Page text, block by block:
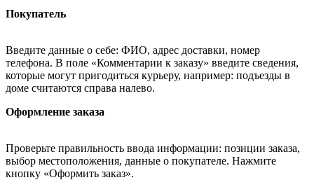
Покупатель
Введите данные о себе: ФИО, адрес доставки, номер
телефона. В поле «Комментарии к заказу» введите сведения,
которые могут пригодиться курьеру, например: подъезды в
доме считаются справа налево.
Оформление заказа
Проверьте правильность ввода информации: позиции заказа,
выбор местоположения, данные о покупателе. Нажмите
кнопку «Оформить заказ».